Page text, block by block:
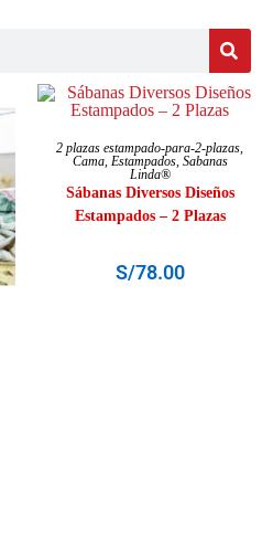
SELECCIONAR OPCIONES
2 plazas estampado-para-2-plazas,
Cama, Estampados, Sabanas
Linda®
Sábanas Diversos Diseños
Estampados – 2 Plazas
S/78.00